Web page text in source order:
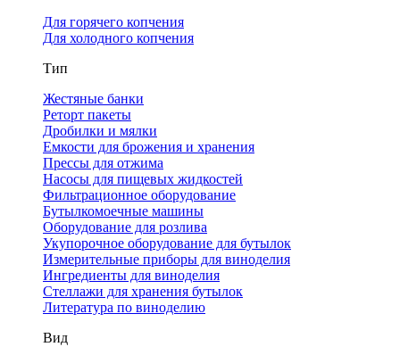
Для горячего копчения
Для холодного копчения
Тип
Жестяные банки
Реторт пакеты
Дробилки и мялки
Емкости для брожения и хранения
Прессы для отжима
Насосы для пищевых жидкостей
Фильтрационное оборудование
Бутылкомоечные машины
Оборудование для розлива
Укупорочное оборудование для бутылок
Измерительные приборы для виноделия
Ингредиенты для виноделия
Стеллажи для хранения бутылок
Литература по виноделию
Вид